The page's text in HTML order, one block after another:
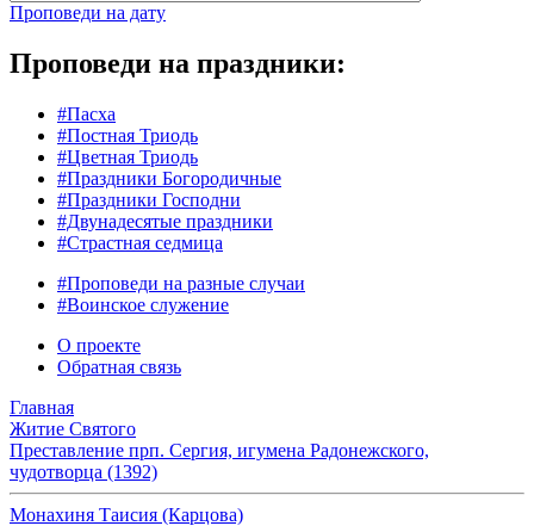
Проповеди на дату
Проповеди на праздники:
#Пасха
#Постная Триодь
#Цветная Триодь
#Праздники Богородичные
#Праздники Господни
#Двунадесятые праздники
#Страстная седмица
#Проповеди на разные случаи
#Воинское служение
О проекте
Обратная связь
Главная
Житие Святого
Преставление прп. Сергия, игумена Радонежского,
чудотворца (1392)
Монахиня Таисия (Карцова)